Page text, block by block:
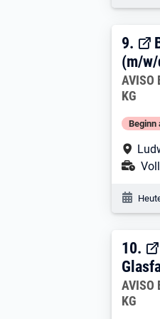
9.
9.
(m/
AVISO
KG
Beginn
10.
10.
AVISO
KG